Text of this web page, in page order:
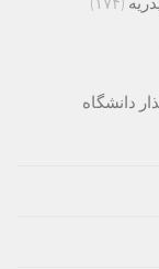
دانشگاه